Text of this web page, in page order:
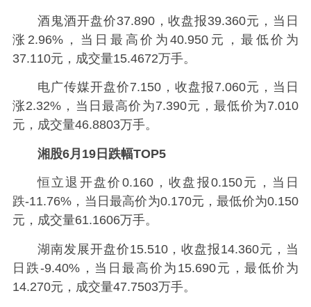
酒鬼酒开盘价37.890，收盘报39.360元，当日
涨2.96%，当日最高价为40.950元，最低价为
37.110元，成交量15.4672万手。
电广传媒开盘价7.150，收盘报7.060元，当日
涨2.32%，当日最高价为7.390元，最低价为7.010
元，成交量46.8803万手。
湘股6月19日跌幅TOP5
恒立退开盘价0.160，收盘报0.150元，当日
跌-11.76%，当日最高价为0.170元，最低价为0.150
元，成交量61.1606万手。
湖南发展开盘价15.510，收盘报14.360元，当
日跌-9.40%，当日最高价为15.690元，最低价为
14.270元，成交量47.7503万手。